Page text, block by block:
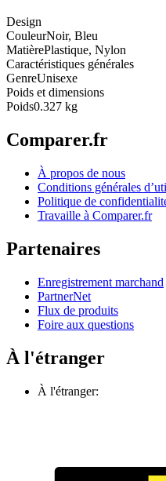
Design
CouleurNoir, Bleu
MatièrePlastique, Nylon
Caractéristiques générales
GenreUnisexe
Poids et dimensions
Poids0.327 kg
Comparer.fr
À propos de nous
Conditions générales
Politique de
Travaille à Comparer.fr
Partenaires
Enregistrement marchand
PartnerNet
Flux de produits
Foire aux questions
À l'étranger
À l'étranger: